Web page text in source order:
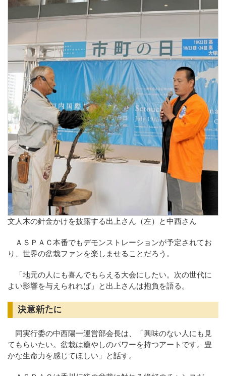
文人木の針金かけを披露する出上さん（左）と中西さん
ＡＳＰＡＣ本番でもデモンストレーションが予定されてお
り、世界の盆栽ファンを楽しませることだろう。
「地元の人にも喜んでもらえる大会にしたい。次の世代に
よい影響を与えられれば」と出上さんは抱負を語る。
決意新たに
同実行委の中西陽一運営部会長は、「興味のない人にも見
てもらいたい。盆栽は癒やしのパワーを持つアートです。豊
かな生命力を感じてほしい」と話す。